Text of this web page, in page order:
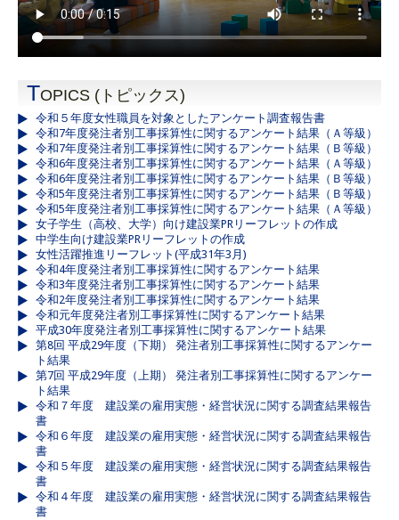
TOPICS (トピックス)
令和５年度女性職員を対象としたアンケート調査報告書
令和7年度発注者別工事採算性に関するアンケート結果（Ａ等級）
令和7年度発注者別工事採算性に関するアンケート結果（Ｂ等級）
令和6年度発注者別工事採算性に関するアンケート結果（Ａ等級）
令和6年度発注者別工事採算性に関するアンケート結果（Ｂ等級）
令和5年度発注者別工事採算性に関するアンケート結果（Ｂ等級）
令和5年度発注者別工事採算性に関するアンケート結果（Ａ等級）
女子学生（高校、大学）向け建設業PRリーフレットの作成
中学生向け建設業PRリーフレットの作成
女性活躍推進リーフレット(平成31年3月)
令和4年度発注者別工事採算性に関するアンケート結果
令和3年度発注者別工事採算性に関するアンケート結果
令和2年度発注者別工事採算性に関するアンケート結果
令和元年度発注者別工事採算性に関するアンケート結果
平成30年度発注者別工事採算性に関するアンケート結果
第8回 平成29年度（下期） 発注者別工事採算性に関するアンケー
ト結果
第7回 平成29年度（上期） 発注者別工事採算性に関するアンケー
ト結果
令和７年度 建設業の雇用実態・経営状況に関する調査結果報告
書
令和６年度 建設業の雇用実態・経営状況に関する調査結果報告
書
令和５年度 建設業の雇用実態・経営状況に関する調査結果報告
書
令和４年度 建設業の雇用実態・経営状況に関する調査結果報告
書